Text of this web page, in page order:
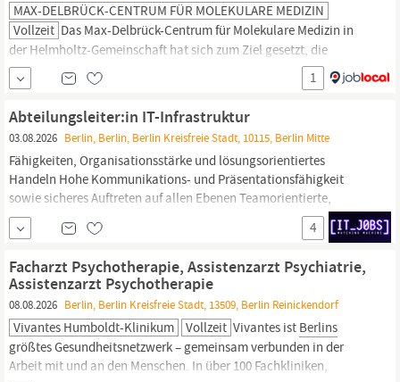
MAX-DELBRÜCK-CENTRUM FÜR MOLEKULARE MEDIZIN
Vollzeit Das Max-Delbrück-Centrum für Molekulare Medizin in
der Helmholtz-Gemeinschaft hat sich zum Ziel gesetzt, die
Medizin von morgen durch unsere Entdeckungen von heute zu
verändern. An unseren Standorten in
Berlin-Mitte,
interdisziplinär zusammen, um die
1
Abteilungsleiter:in IT-Infrastruktur
03.08.2026 Berlin, Berlin, Berlin Kreisfreie Stadt, 10115, Berlin Mitte
Fähigkeiten, Organisationsstärke und lösungsorientiertes
Handeln Hohe Kommunikations- und Präsentationsfähigkeit
sowie sicheres Auftreten auf allen Ebenen Teamorientierte,
motivierende Führungspersönlichkeit mit Gestaltungswillen und
Verantwortungsbewusstsein Wir bieten Ihnen Vergütung nach TV-
4
Facharzt Psychotherapie, Assistenzarzt Psychiatrie,
Assistenzarzt Psychotherapie
08.08.2026 Berlin, Berlin Kreisfreie Stadt, 13509, Berlin Reinickendorf
Vivantes Humboldt-Klinikum Vollzeit Vivantes ist Berlins
größtes Gesundheitsnetzwerk – gemeinsam verbunden in der
Arbeit mit und an den Menschen. In über 100 Fachkliniken,